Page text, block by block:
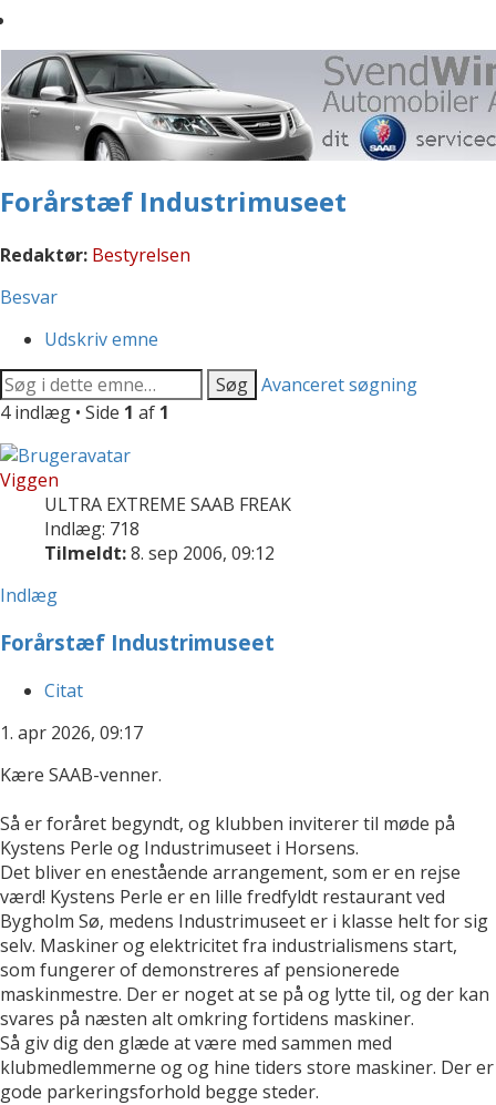
Forårstæf Industrimuseet
Redaktør: Bestyrelsen
Besvar
Udskriv emne
Søg Avanceret søgning
4 indlæg • Side 1 af 1
Viggen
ULTRA EXTREME SAAB FREAK
Indlæg: 718
Tilmeldt:8. sep 2006, 09:12
Indlæg
Forårstæf Industrimuseet
Citat
1. apr 2026, 09:17
Kære SAAB-venner.
Så er foråret begyndt, og klubben inviterer til møde på
Kystens Perle og Industrimuseet i Horsens.
Det bliver en enestående arrangement, som er en rejse
værd! Kystens Perle er en lille fredfyldt restaurant ved
Bygholm Sø, medens Industrimuseet er i klasse helt for sig
selv. Maskiner og elektricitet fra industrialismens start,
som fungerer of demonstreres af pensionerede
maskinmestre. Der er noget at se på og lytte til, og der kan
svares på næsten alt omkring fortidens maskiner.
Så giv dig den glæde at være med sammen med
klubmedlemmerne og og hine tiders store maskiner. Der er
gode parkeringsforhold begge steder.